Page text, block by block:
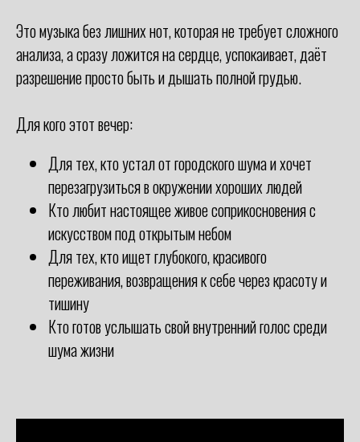
Это музыка без лишних нот, которая не требует сложного
анализа, а сразу ложится на сердце, успокаивает, даёт
разрешение просто быть и дышать полной грудью.
Для кого этот вечер:
Для тех, кто устал от городского шума и хочет
перезагрузиться в окружении хороших людей
Кто любит настоящее живое соприкосновения с
искусством под открытым небом
Для тех, кто ищет глубокого, красивого
переживания, возвращения к себе через красоту и
тишину
Кто готов услышать свой внутренний голос среди
шума жизни